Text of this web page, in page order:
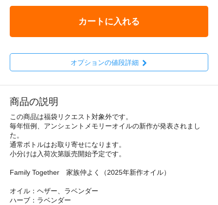
カートに入れる
オプションの値段詳細
商品の説明
この商品は福袋リクエスト対象外です。
毎年恒例、アンシェントメモリーオイルの新作が発表されまし
た。
通常ボトルはお取り寄せになります。
小分けは入荷次第販売開始予定です。
Family Together 家族仲よく（2025年新作オイル）
オイル：ヘザー、ラベンダー
ハーブ：ラベンダー